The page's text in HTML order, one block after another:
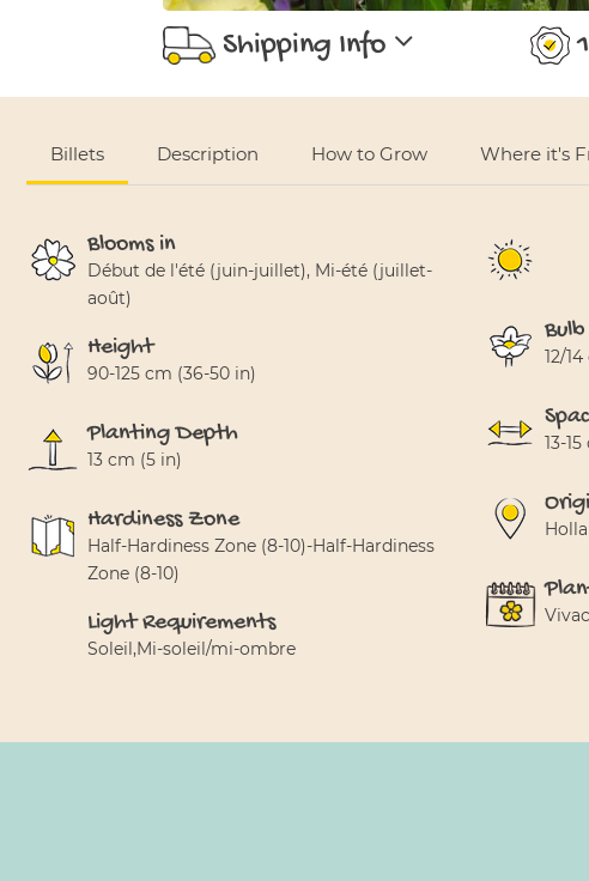
Shipping Info
Billets
Description How to Grow Where it's
Blooms in
Début de l'été (juin-juillet), Mi-été (juillet-
août)
Height
90-125 cm (36-50 in)
Planting Depth
13 cm (5 in)
Hardiness Zone
Half-Hardiness Zone (8-10)-Half-Hardiness
Zone (8-10)
Light Requirements
Soleil,Mi-soleil/mi-ombre
12/
13-